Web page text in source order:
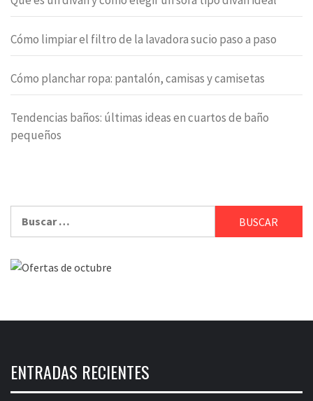
Cómo limpiar el filtro de la lavadora sucio paso a paso
Cómo planchar ropa: pantalón, camisas y camisetas
Tendencias baños: últimas ideas en cuartos de baño
pequeños
ENTRADAS RECIENTES